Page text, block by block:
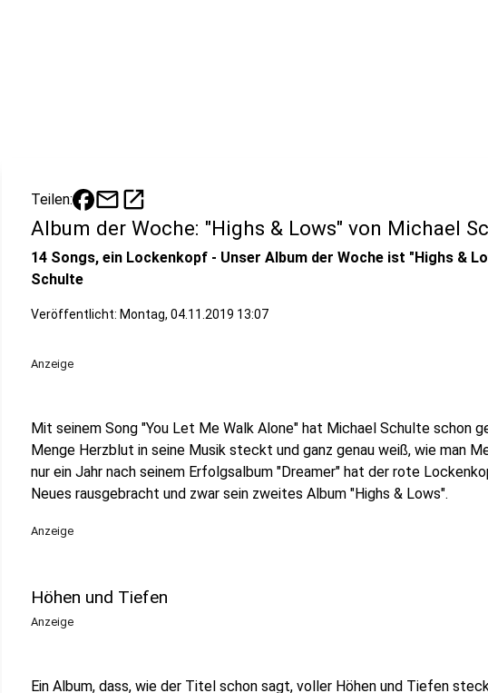
Teilen: mailopen_in_new
Album der Woche: "Highs & Lows" von Michael
14 Songs, ein Lockenkopf - Unser Album der Woche ist "Highs &
Schulte
Veröffentlicht: Montag, 04.11.2019 13:07
Anzeige
Mit seinem Song "You Let Me Walk Alone" hat Michael Schulte schon
Menge Herzblut in seine Musik steckt und ganz genau weiß, wie man
nur ein Jahr nach seinem Erfolgsalbum "Dreamer" hat der rote
Neues rausgebracht und zwar sein zweites Album "Highs & Lows".
Anzeige
Höhen und Tiefen
Anzeige
Ein Album, dass, wie der Titel schon sagt, voller Höhen und Tiefen